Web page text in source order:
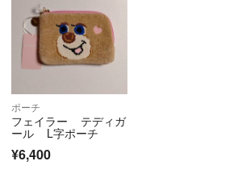
ポーチ
フェイラー テディガ
ール L字ポーチ
¥6,400